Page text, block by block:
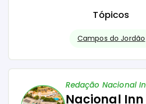
Tópicos
Campos do Jordão
Redação Nacional
Nacional Inn